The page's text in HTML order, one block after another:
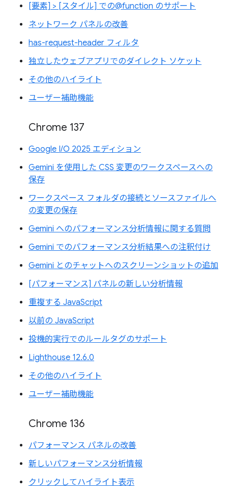
[要素] > [スタイル] での@function のサポート
ネットワーク パネルの改善
has-request-header フィルタ
独立したウェブアプリでのダイレクト ソケット
その他のハイライト
ユーザー補助機能
Chrome 137
Google I/O 2025 エディション
Gemini を使用した CSS 変更のワークスペースへの
保存
ワークスペース フォルダの接続とソースファイルへ
の変更の保存
Gemini へのパフォーマンス分析情報に関する質問
Gemini でのパフォーマンス分析結果への注釈付け
Gemini とのチャットへのスクリーンショットの追加
[パフォーマンス] パネルの新しい分析情報
重複する JavaScript
以前の JavaScript
投機的実行でのルールタグのサポート
Lighthouse 12.6.0
その他のハイライト
ユーザー補助機能
Chrome 136
パフォーマンス パネルの改善
新しいパフォーマンス分析情報
クリックしてハイライト表示